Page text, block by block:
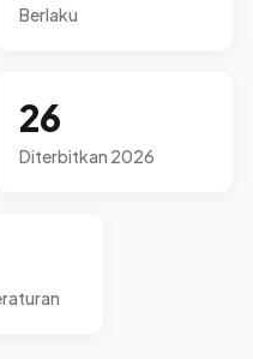
Berlaku
26
Diterbitkan 2026